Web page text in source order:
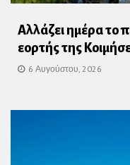
Αλλάζει ημέρα το
εορτής της
6 Αυγούστου, 2026